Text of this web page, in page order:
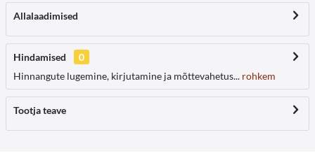
Allalaadimised
Hindamised
0
Hinnangute lugemine, kirjutamine ja mõttevahetus... rohkem
Tootja teave